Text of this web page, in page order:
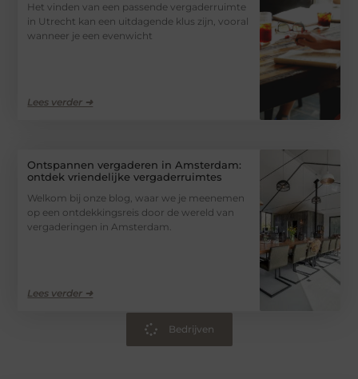
Het vinden van een passende vergaderruimte
in Utrecht kan een uitdagende klus zijn, vooral
wanneer je een evenwicht
Lees verder ➜
Ontspannen vergaderen in Amsterdam:
ontdek vriendelijke vergaderruimtes
Welkom bij onze blog, waar we je meenemen
op een ontdekkingsreis door de wereld van
vergaderingen in Amsterdam.
Lees verder ➜
Bedrijven